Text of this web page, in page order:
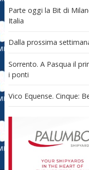
Parte oggi la Bit di
Italia
Dalla prossima
Sorrento. A Pasqua il
i ponti
Vico Equense. Cinque: